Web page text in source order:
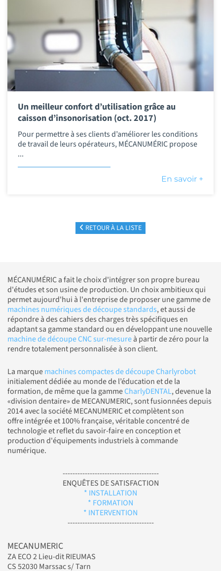
Un meilleur confort d’utilisation grâce au
caisson d’insonorisation (oct. 2017)
Pour permettre à ses clients d’améliorer les conditions
de travail de leurs opérateurs, MÉCANUMÉRIC propose
...
En savoir +
RETOUR À LA LISTE
MÉCANUMÉRIC a fait le choix d'intégrer son propre bureau
d'études et son usine de production. Un choix ambitieux qui
permet aujourd'hui à l'entreprise de proposer une gamme de
machines numériques de découpe standards, et aussi de
répondre à des cahiers des charges très spécifiques en
adaptant sa gamme standard ou en développant une nouvelle
machine de découpe CNC sur-mesureà partir de zéro pour la
rendre totalement personnalisée à son client.
La marquemachines compactes de découpe Charlyrobot
initialement dédiée au monde de l’éducation et de la
formation, de même que la gammeCharlyDENTAL, devenue la
«division dentaire» de MECANUMERIC, sont fusionnées depuis
2014 avec la société MECANUMERIC et complètent son
offre intégrée et 100% française, véritable concentré de
technologie et reflet du savoir-faire en conception et
production d'équipements industriels à commande
numérique.
---------------------------------------
ENQUÊTES DE SATISFACTION
* INSTALLATION
* FORMATION
* INTERVENTION
-----------------------------------
MECANUMERIC
ZA ECO 2 Lieu-dit RIEUMAS
CS 52030 Marssac s/ Tarn